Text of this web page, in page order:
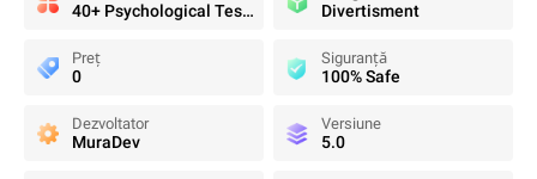
40+ Psychological Tests Divertisment
Preț
0
Siguranță
100% Safe
Dezvoltator
MuraDev
Versiune
5.0